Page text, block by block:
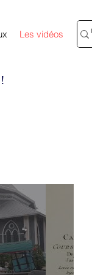
Les vidéos